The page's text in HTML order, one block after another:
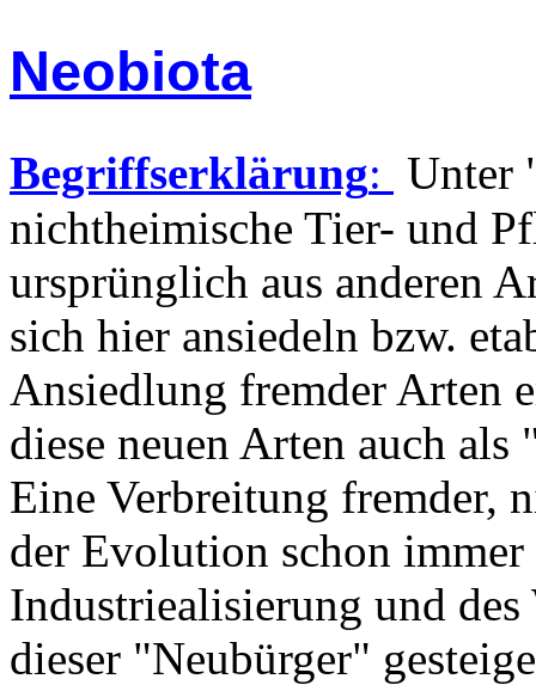
Neobiota
Begriffserklärung: Unter
nichtheimische Tier- und
ursprünglich aus anderen
sich hier ansiedeln bzw.
Ansiedlung fremder Arten
diese neuen Arten auch
Eine Verbreitung fremder,
der Evolution schon
Industriealisierung und
dieser "Neubürger"